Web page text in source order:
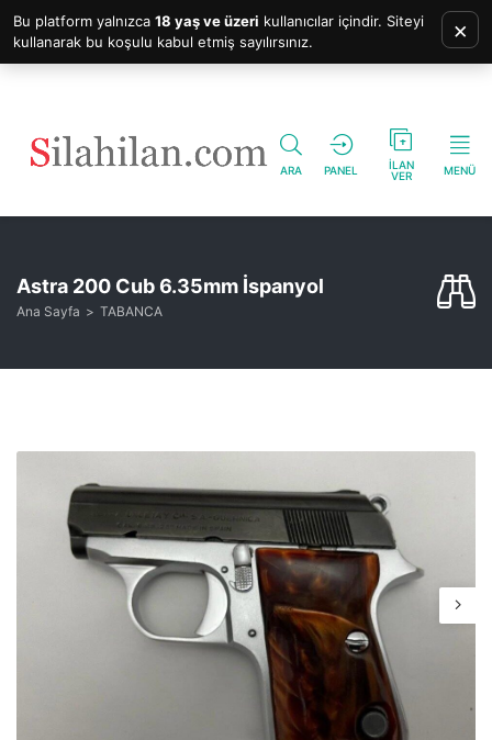
ARA PANEL
İLAN
VER
MENÜ
Astra 200 Cub 6.35mm İspanyol
Ana Sayfa TABANCA
Bu platform yalnızca 18 yaş ve üzeri kullanıcılar içindir. Siteyi
kullanarak bu koşulu kabul etmiş sayılırsınız.
×